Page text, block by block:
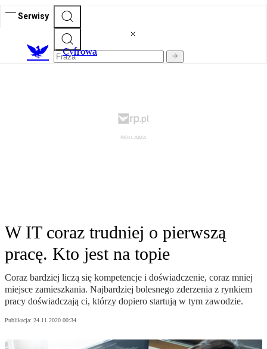
Serwisy
Cyfrowa
W IT coraz trudniej o pierwszą
pracę. Kto jest na topie
Coraz bardziej liczą się kompetencje i doświadczenie, coraz mniej
miejsce zamieszkania. Najbardziej bolesnego zderzenia z rynkiem
pracy doświadczają ci, którzy dopiero startują w tym zawodzie.
Publikacja: 24.11.2020 00:34